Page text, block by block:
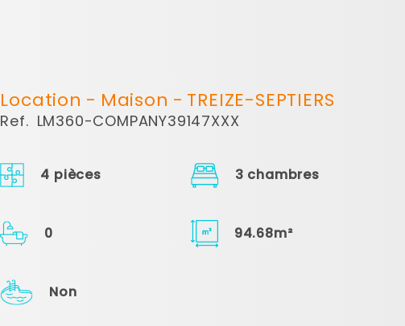
Location Maison TREIZE-SEPTIERS
Ref. LM360-COMPANY39147XXX
4 pièces 3 chambres
0 94.68m²
Non